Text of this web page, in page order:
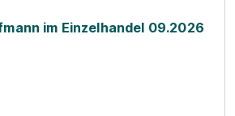
im Einzelhandel 09.2026